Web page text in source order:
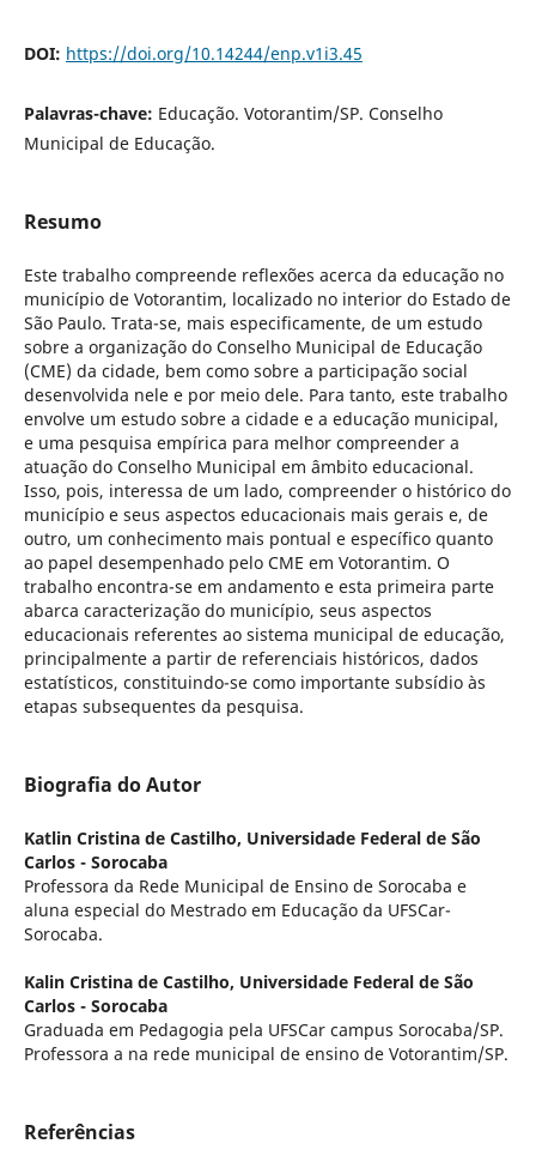
DOI: https://doi.org/10.14244/enp.v1i3.45
Palavras-chave: Educação. Votorantim/SP. Conselho
Municipal de Educação.
Resumo
Este trabalho compreende reflexões acerca da educação no
município de Votorantim, localizado no interior do Estado de
São Paulo. Trata-se, mais especificamente, de um estudo
sobre a organização do Conselho Municipal de Educação
(CME) da cidade, bem como sobre a participação social
desenvolvida nele e por meio dele. Para tanto, este trabalho
envolve um estudo sobre a cidade e a educação municipal,
e uma pesquisa empírica para melhor compreender a
atuação do Conselho Municipal em âmbito educacional.
Isso, pois, interessa de um lado, compreender o histórico do
município e seus aspectos educacionais mais gerais e, de
outro, um conhecimento mais pontual e específico quanto
ao papel desempenhado pelo CME em Votorantim. O
trabalho encontra-se em andamento e esta primeira parte
abarca caracterização do município, seus aspectos
educacionais referentes ao sistema municipal de educação,
principalmente a partir de referenciais históricos, dados
estatísticos, constituindo-se como importante subsídio às
etapas subsequentes da pesquisa.
Biografia do Autor
Katlin Cristina de Castilho, Universidade Federal de São
Carlos - Sorocaba
Professora da Rede Municipal de Ensino de Sorocaba e
aluna especial do Mestrado em Educação da UFSCar-
Sorocaba.
Kalin Cristina de Castilho, Universidade Federal de São
Carlos - Sorocaba
Graduada em Pedagogia pela UFSCar campus Sorocaba/SP.
Professora a na rede municipal de ensino de Votorantim/SP.
Referências